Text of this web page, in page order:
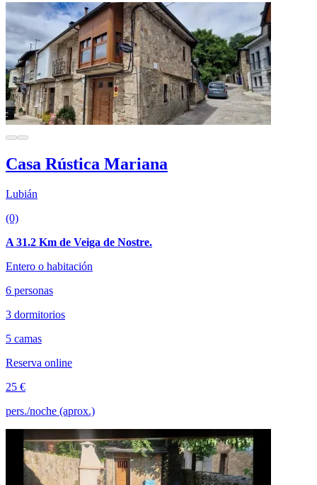
Casa Rústica Mariana
Lubián
(0)
A 31.2 Km de Veiga de Nostre.
Entero o habitación
6 personas
3 dormitorios
5 camas
Reserva online
25 €
pers./noche (aprox.)